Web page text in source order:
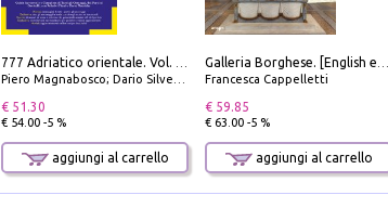
Piero Magnabosco; Dario Silvestro; Marco Sbrizzi
€ 51.30
€ 54.00 -5 %
aggiungi al carrello
Francesca Cappelletti
€ 59.85
€ 63.00 -5 %
aggiungi al carrello